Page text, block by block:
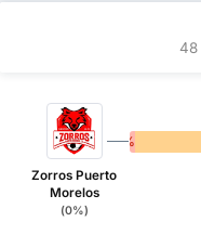
Zorros Puerto
Morelos
(0%)
0%